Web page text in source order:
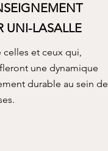
UNI-LASALLE
et ceux qui,
une dynamique
durable au sein de